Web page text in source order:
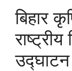
बिहार
उद्घाटन